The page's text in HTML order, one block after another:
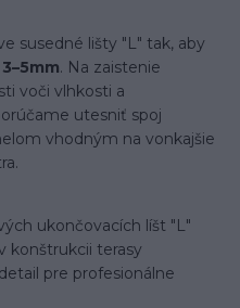
susedné lišty "L" tak, aby
. Na zaistenie
voči vlhkosti a
utesniť spoj
vhodným na vonkajšie
ukončovacích líšt "L"
konštrukcii terasy
pre profesionálne